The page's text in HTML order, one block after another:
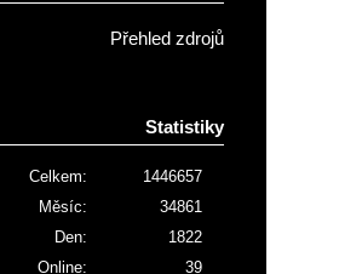
Přehled zdrojů
Statistiky
Online: 39
Celkem:
1446657
Měsíc:
34861
Den:
1822